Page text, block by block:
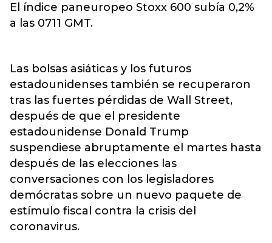
El índice paneuropeo Stoxx 600 subía 0,2%
a las 0711 GMT.
Las bolsas asiáticas y los futuros
estadounidenses también se recuperaron
tras las fuertes pérdidas de Wall Street,
después de que el presidente
estadounidense Donald Trump
suspendiese abruptamente el martes hasta
después de las elecciones las
conversaciones con los legisladores
demócratas sobre un nuevo paquete de
estímulo fiscal contra la crisis del
coronavirus.